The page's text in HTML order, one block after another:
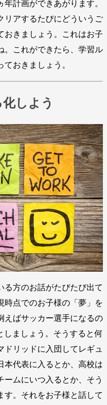
計画ができあがります。
リアするたびにどういうご
おきましょう。これはお子
。これができたら、学習ル
おきましょう。
しよう
方のお話がたびたび出て
時点でのお子様の「夢」を
えばサッカー選手になるの
しましょう。そうすると何
リッドに入団してレギュ
本代表に入るとか、高校は
ームにいつ入るとか、そう
す。それをお子様と話して